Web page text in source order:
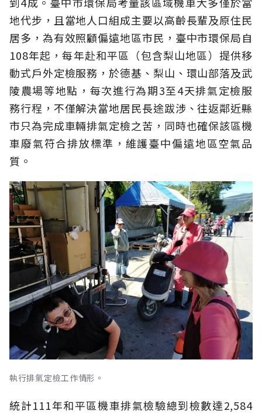
地代步，且當地人口組成主要以高齡長輩及原住民
居多，為有效照顧偏遠地區市民，臺中市環保局自
108年起，每年赴和平區（包含梨山地區）提供移
動式戶外定檢服務，於德基、梨山、環山部落及武
陵農場等地點，每次進行為期3至4天排氣定檢服
務行程，不僅解決當地居民長途跋涉、往返鄰近縣
市只為完成車輛排氣定檢之苦，同時也確保該區機
車廢氣符合排放標準，維護臺中偏遠地區空氣品
質。
執行排氣定檢工作情形。
統計111年和平區機車排氣檢驗總到檢數達2,584